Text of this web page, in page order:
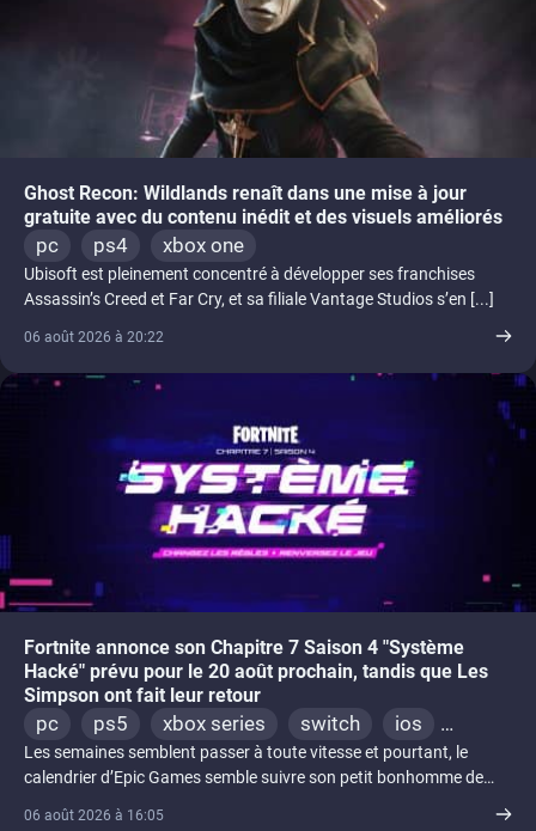
Ghost Recon: Wildlands renaît dans une mise à jour
gratuite avec du contenu inédit et des visuels améliorés
pc ps4 xbox one
Ubisoft est pleinement concentré à développer ses franchises
Assassin’s Creed et Far Cry, et sa filiale Vantage Studios s’en [...]
06 août 2026 à 20:22
Fortnite annonce son Chapitre 7 Saison 4 "Système
Hacké" prévu pour le 20 août prochain, tandis que Les
Simpson ont fait leur retour
pc ps5 xbox series switch
ios
android
ps4 xbox one switch 2
Les semaines semblent passer à toute vitesse et pourtant, le
calendrier d’Epic Games semble suivre son petit bonhomme de
06 août 2026 à 16:05